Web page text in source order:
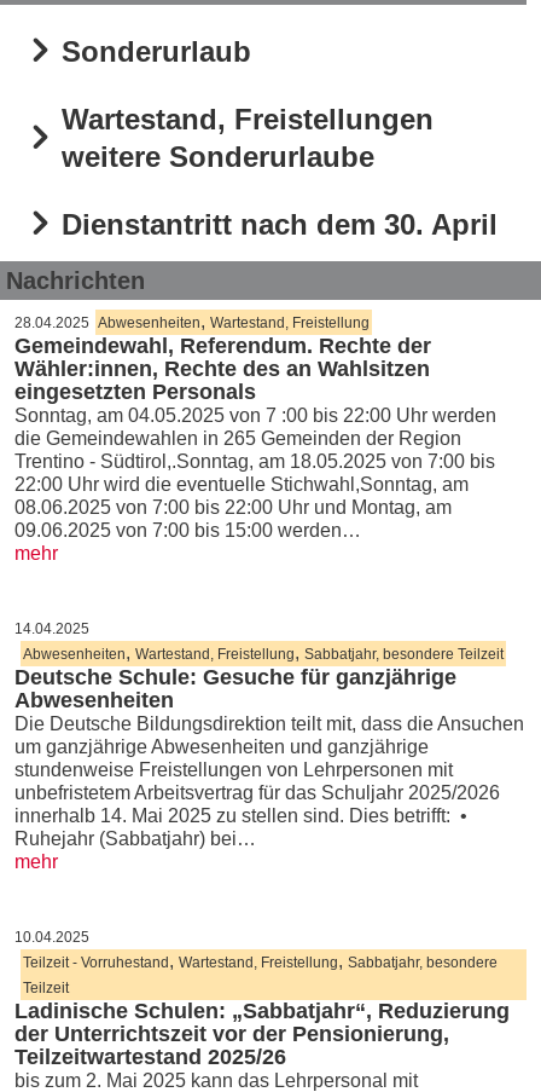
Sonderurlaub
Wartestand, Freistellungen
weitere Sonderurlaube
Dienstantritt nach dem 30. April
Nachrichten
28.04.2025 Abwesenheiten, Wartestand, Freistellung
Gemeindewahl, Referendum. Rechte der
Wähler:innen, Rechte des an Wahlsitzen
eingesetzten Personals
Sonntag, am 04.05.2025 von 7 :00 bis 22:00 Uhr werden
die Gemeindewahlen in 265 Gemeinden der Region
Trentino - Südtirol,.Sonntag, am 18.05.2025 von 7:00 bis
22:00 Uhr wird die eventuelle Stichwahl,Sonntag, am
08.06.2025 von 7:00 bis 22:00 Uhr und Montag, am
09.06.2025 von 7:00 bis 15:00 werden…
mehr
14.04.2025
Abwesenheiten, Wartestand, Freistellung, Sabbatjahr, besondere Teilzeit
Deutsche Schule: Gesuche für ganzjährige
Abwesenheiten
Die Deutsche Bildungsdirektion teilt mit, dass die Ansuchen
um ganzjährige Abwesenheiten und ganzjährige
stundenweise Freistellungen von Lehrpersonen mit
unbefristetem Arbeitsvertrag für das Schuljahr 2025/2026
innerhalb 14. Mai 2025 zu stellen sind. Dies betrifft: •
Ruhejahr (Sabbatjahr) bei…
mehr
10.04.2025
Teilzeit - Vorruhestand , Wartestand, Freistellung, Sabbatjahr, besondere
Teilzeit
Ladinische Schulen: „Sabbatjahr“, Reduzierung
der Unterrichtszeit vor der Pensionierung,
Teilzeitwartestand 2025/26
bis zum 2. Mai 2025 kann das Lehrpersonal mit